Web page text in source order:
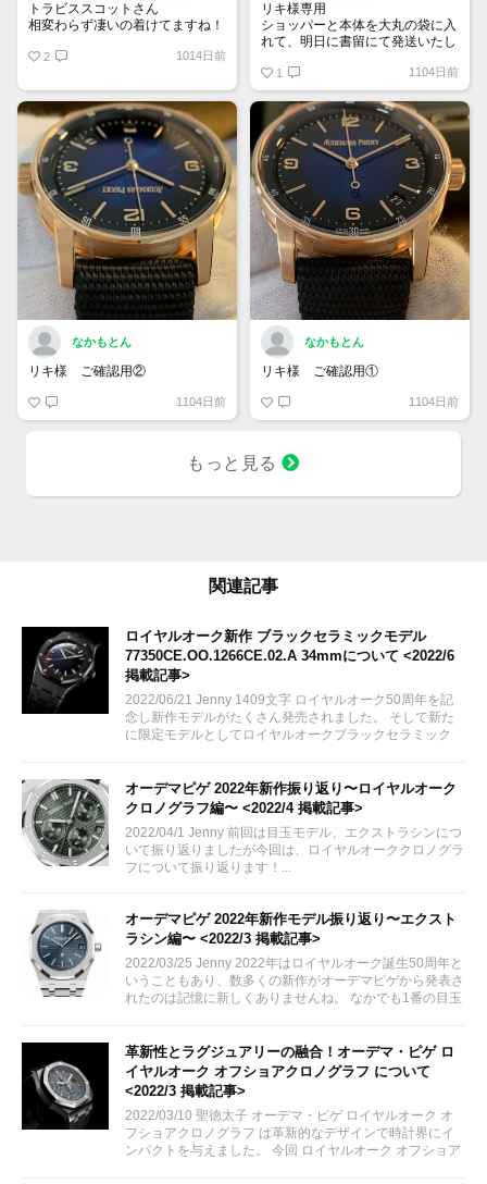
トラビススコットさん
相変わらず凄いの着けてますね！
2 1014日前
リキ様専用
ショッパーと本体を大丸の袋に入
れて、明日に書留にて発送いたし
宜しくお願い致します。
1 1104日前
なかもとん
リキ様 ご確認用②
1104日前
なかもとん
リキ様 ご確認用①
1104日前
もっと見る
関連記事
ロイヤルオーク新作 ブラックセラミックモデル
77350CE.OO.1266CE.02.A 34mmについて <2022/6
掲載記事>
2022/06/21 Jenny 1409文字 ロイヤルオーク50周年を記
念し新作モデルがたくさん発売されました。 そして新た
に限定モデルとしてロイヤルオークブラックセラミック
オーデマピゲ 2022年新作振り返り〜ロイヤルオーク
クロノグラフ編〜 <2022/4 掲載記事>
2022/04/1 Jenny 前回は目玉モデル、エクストラシンにつ
いて振り返りましたが今回は、ロイヤルオーククロノグラ
フについて振り返ります！...
オーデマピゲ 2022年新作モデル振り返り〜エクスト
ラシン編〜 <2022/3 掲載記事>
2022/03/25 Jenny 2022年はロイヤルオーク誕生50周年と
いうこともあり、数多くの新作がオーデマピゲから発表さ
れたのは記憶に新しくありませんね。 なかでも1番の目玉
革新性とラグジュアリーの融合！オーデマ・ピゲ ロ
イヤルオーク オフショアクロノグラフ について
<2022/3 掲載記事>
2022/03/10 聖徳太子 オーデマ・ピゲ ロイヤルオーク オ
フショアクロノグラフ は革新的なデザインで時計界にイ
ンパクトを与えました。 今回 ロイヤルオーク オフショア